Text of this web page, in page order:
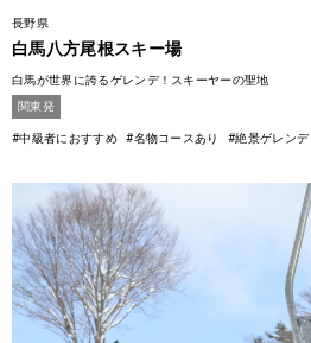
長野県
白馬八方尾根スキー場
白馬が世界に誇るゲレンデ！スキーヤーの聖地
関東発
#中級者におすすめ #名物コースあり #絶景ゲレンデ